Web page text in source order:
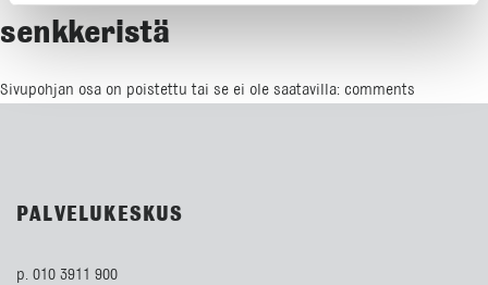
senkkeristä
Sivupohjan osa on poistettu tai se ei ole saatavilla: comments
PALVELUKESKUS
p. 010 3911 900